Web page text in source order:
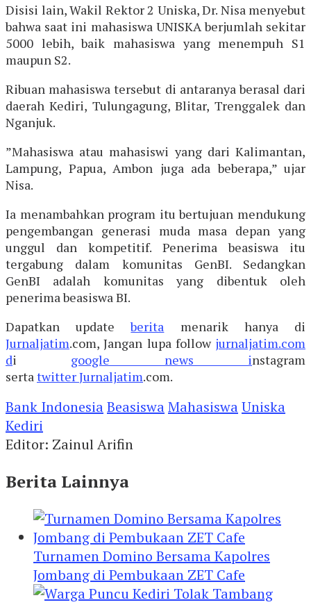
Disisi lain, Wakil Rektor 2 Uniska, Dr. Nisa menyebut
bahwa saat ini mahasiswa UNISKA berjumlah sekitar
5000 lebih, baik mahasiswa yang menempuh S1
maupun S2.
Ribuan mahasiswa tersebut di antaranya berasal dari
daerah Kediri, Tulungagung, Blitar, Trenggalek dan
Nganjuk.
”Mahasiswa atau mahasiswi yang dari Kalimantan,
Lampung, Papua, Ambon juga ada beberapa,” ujar
Nisa.
Ia menambahkan program itu bertujuan mendukung
pengembangan generasi muda masa depan yang
unggul dan kompetitif. Penerima beasiswa itu
tergabung dalam komunitas GenBI. Sedangkan
GenBI adalah komunitas yang dibentuk oleh
penerima beasiswa BI.
Dapatkan updateberita menarik hanya di
Jurnaljatim.com, Jangan lupa follow jurnaljatim.com
di google news instagram
serta twitterJurnaljatim.com.
Bank IndonesiaBeasiswaMahasiswaUniska
Kediri
Editor: Zainul Arifin
Berita Lainnya
Turnamen Domino Bersama Kapolres
Jombang di Pembukaan ZET Cafe